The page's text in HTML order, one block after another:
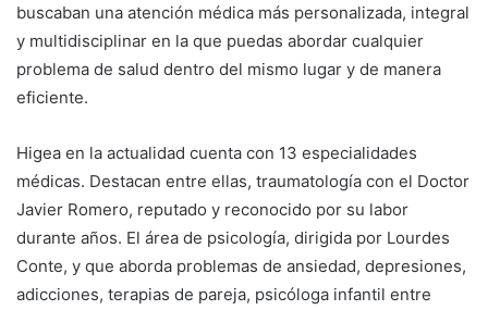
buscaban una atención médica más personalizada, integral
y multidisciplinar en la que puedas abordar cualquier
problema de salud dentro del mismo lugar y de manera
eficiente.
Higea en la actualidad cuenta con 13 especialidades
médicas. Destacan entre ellas, traumatología con el Doctor
Javier Romero, reputado y reconocido por su labor
durante años. El área de psicología, dirigida por Lourdes
Conte, y que aborda problemas de ansiedad, depresiones,
adicciones, terapias de pareja, psicóloga infantil entre